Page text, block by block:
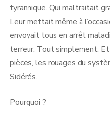
tyrannique. Qui maltraitait
Leur mettait même à
envoyait tous en arrêt
terreur. Tout simplement.
pièces, les rouages du
Sidérés.
Pourquoi ?